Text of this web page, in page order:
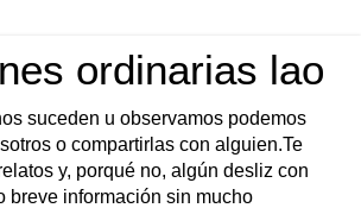
ordinarias lao
suceden u observamos podemos
o compartirlas con alguien.Te
y, porqué no, algún desliz con
breve información sin mucho